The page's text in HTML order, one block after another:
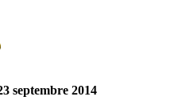
septembre 2014